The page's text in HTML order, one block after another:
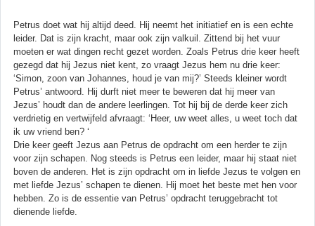
Petrus doet wat hij altijd deed. Hij neemt het initiatief en is een echte
leider. Dat is zijn kracht, maar ook zijn valkuil. Zittend bij het vuur
moeten er wat dingen recht gezet worden. Zoals Petrus drie keer heeft
gezegd dat hij Jezus niet kent, zo vraagt Jezus hem nu drie keer:
‘Simon, zoon van Johannes, houd je van mij?’ Steeds kleiner wordt
Petrus’ antwoord. Hij durft niet meer te beweren dat hij meer van
Jezus’ houdt dan de andere leerlingen. Tot hij bij de derde keer zich
verdrietig en vertwijfeld afvraagt: ‘Heer, uw weet alles, u weet toch dat
ik uw vriend ben? ‘
Drie keer geeft Jezus aan Petrus de opdracht om een herder te zijn
voor zijn schapen. Nog steeds is Petrus een leider, maar hij staat niet
boven de anderen. Het is zijn opdracht om in liefde Jezus te volgen en
met liefde Jezus’ schapen te dienen. Hij moet het beste met hen voor
hebben. Zo is de essentie van Petrus’ opdracht teruggebracht tot
dienende liefde.